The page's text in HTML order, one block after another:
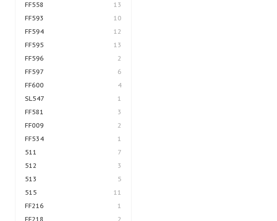
FF558
13
FF593
10
FF594
12
FF595
13
FF596
2
FF597
6
FF600
4
SL547
1
FF581
3
FF009
2
FF534
1
511
7
512
3
513
5
515
11
FF216
1
FF218
2